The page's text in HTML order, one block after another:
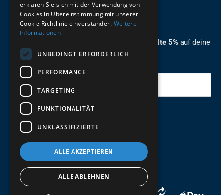
ZUM NEWSLETTER ANMELDEN
Melde dich jetzt zum Newsletter an und erhalte 5% auf deine
erste Bestellung.
Deine Email
Abschicken
erklären Sie sich mit der Verwendung von
Cookies in Übereinstimmung mit unserer
Cookie-Richtlinie einverstanden. Weitere
Informationen
UNBEDINGT ERFORDERLICH
PERFORMANCE
TARGETING
FUNKTIONALITÄT
UNKLASSIFIZIERTE
ALLE AKZEPTIEREN
ALLE ABLEHNEN